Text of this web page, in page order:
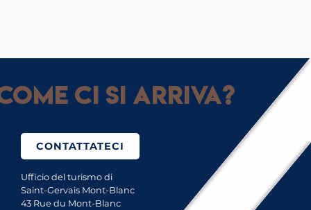
ci si arriva?
CONTATTATECI
Ufficio del turismo di
Saint-Gervais Mont-Blanc
43 Rue du Mont-Blanc